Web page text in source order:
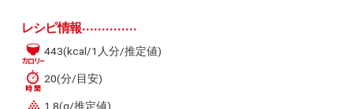
レシピ情報
443(kcal/1人分/推定値)
20(分/目安)
1.8(g/推定値)